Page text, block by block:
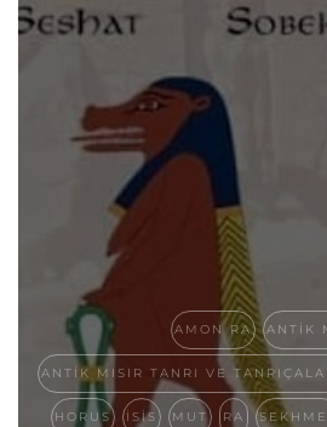
AMON RA ANTIK
ANTIK MISIR TANRI VE
HORUS ISIS MUT RA